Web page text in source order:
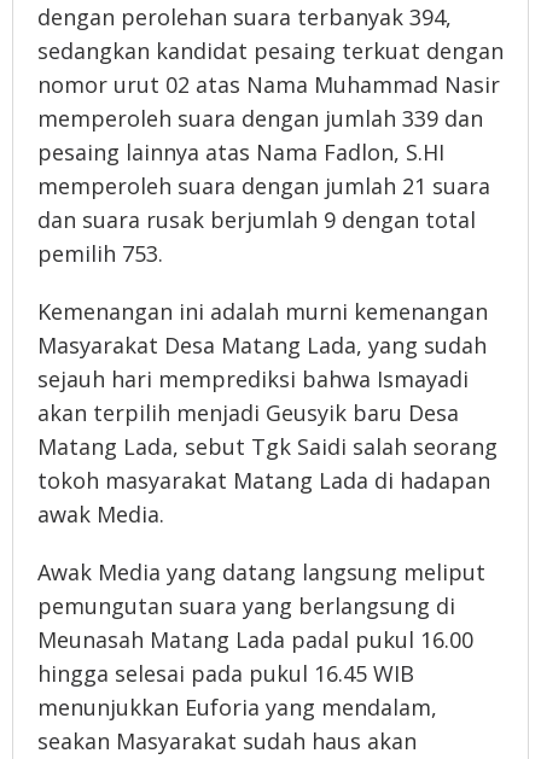
dengan perolehan suara terbanyak 394,
sedangkan kandidat pesaing terkuat dengan
nomor urut 02 atas Nama Muhammad Nasir
memperoleh suara dengan jumlah 339 dan
pesaing lainnya atas Nama Fadlon, S.HI
memperoleh suara dengan jumlah 21 suara
dan suara rusak berjumlah 9 dengan total
pemilih 753.
Kemenangan ini adalah murni kemenangan
Masyarakat Desa Matang Lada, yang sudah
sejauh hari memprediksi bahwa Ismayadi
akan terpilih menjadi Geusyik baru Desa
Matang Lada, sebut Tgk Saidi salah seorang
tokoh masyarakat Matang Lada di hadapan
awak Media.
Awak Media yang datang langsung meliput
pemungutan suara yang berlangsung di
Meunasah Matang Lada padal pukul 16.00
hingga selesai pada pukul 16.45 WIB
menunjukkan Euforia yang mendalam,
seakan Masyarakat sudah haus akan